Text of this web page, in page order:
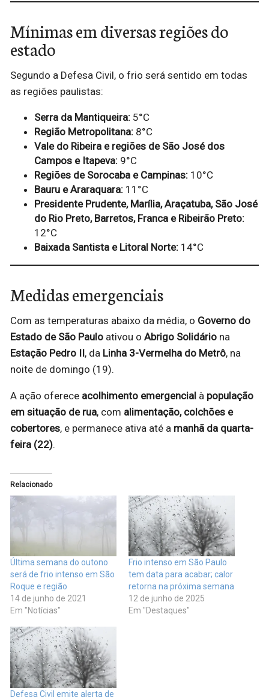
Mínimas em diversas regiões do
estado
Segundo a Defesa Civil, o frio será sentido em todas
as regiões paulistas:
Serra da Mantiqueira: 5°C
Região Metropolitana: 8°C
Vale do Ribeira e regiões de São José dos
Campos e Itapeva: 9°C
Regiões de Sorocaba e Campinas: 10°C
Bauru e Araraquara: 11°C
Presidente Prudente, Marília, Araçatuba, São José
do Rio Preto, Barretos, Franca e Ribeirão Preto:
12°C
Baixada Santista e Litoral Norte: 14°C
Medidas emergenciais
Com as temperaturas abaixo da média, o Governo do
Estado de São Paulo ativou o Abrigo Solidário na
Estação Pedro II, da Linha 3-Vermelha do Metrô, na
noite de domingo (19).
A ação oferece acolhimento emergencial à população
em situação de rua, com alimentação, colchões e
cobertores, e permanece ativa até a manhã da quarta-
feira (22).
Relacionado
Última semana do outono
será de frio intenso em São
Roque e região
14 de junho de 2021
Em "Notícias"
Frio intenso em São Paulo
tem data para acabar; calor
retorna na próxima semana
12 de junho de 2025
Em "Destaques"
Defesa Civil emite alerta de